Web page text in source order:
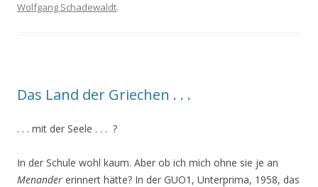
Wolfgang Schadewaldt.
Das Land der Griechen . . .
. . . mit der Seele . . . ?
In der Schule wohl kaum. Aber ob ich mich ohne sie je an
Menander erinnert hätte? In der GUO1, Unterprima, 1958, das